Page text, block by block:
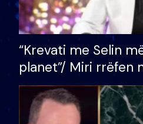
“Krevati me Selin
planet”/ Miri rrëfen
bukura në shtëpinë
mungojë zilja e